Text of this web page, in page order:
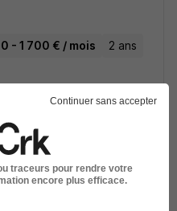
- 1 700 € / mois 2 ans
il y a 20 heures
Continuer sans accepter
traceurs pour rendre votre
encore plus efficace.